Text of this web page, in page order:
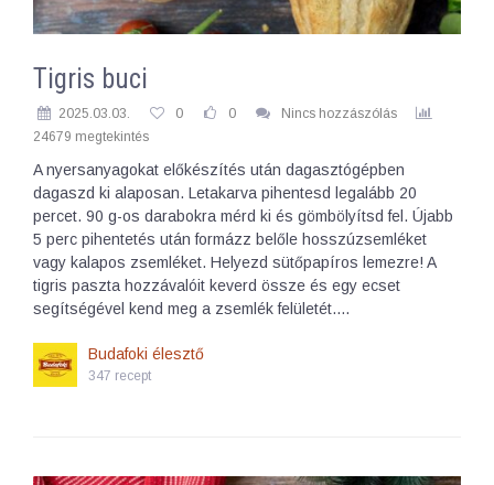
Tigris buci
2025.03.03. 0 0
Nincs hozzászólás
24679 megtekintés
A nyersanyagokat előkészítés után dagasztógépben
dagaszd ki alaposan. Letakarva pihentesd legalább 20
percet. 90 g-os darabokra mérd ki és gömbölyítsd fel. Újabb
5 perc pihentetés után formázz belőle hosszúzsemléket
vagy kalapos zsemléket. Helyezd sütőpapíros lemezre! A
tigris paszta hozzávalóit keverd össze és egy ecset
segítségével kend meg a zsemlék felületét.…
Budafoki élesztő
347 recept